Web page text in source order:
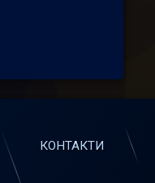
КОНТАКТИ